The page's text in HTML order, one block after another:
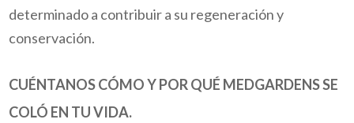
determinado a contribuir a su regeneración y
conservación.
CUÉNTANOS CÓMO Y POR QUÉ MEDGARDENS SE
COLÓ EN TU VIDA.